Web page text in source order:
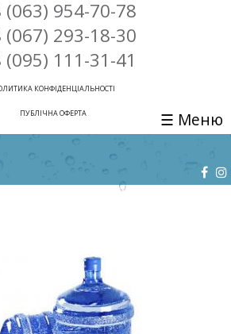
(063) 954-70-78
(067) 293-18-30
(095) 111-31-41
КОНФІДЕНЦІАЛЬНОСТІ
ПУБЛІЧНА ОФЕРТА ☰ Меню